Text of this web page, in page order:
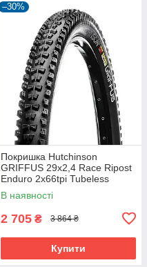
–30%
Покришка Hutchinson
GRIFFUS 29х2,4 Race Ripost
Enduro 2x66tpi Tubeless
Ready Складана Black
В наявності
2 705 ₴ 3 864 ₴
Купити